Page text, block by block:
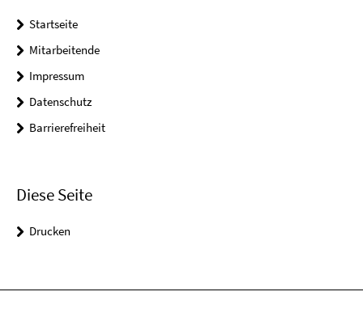
Startseite
Mitarbeitende
Impressum
Datenschutz
Barrierefreiheit
Diese Seite
Drucken